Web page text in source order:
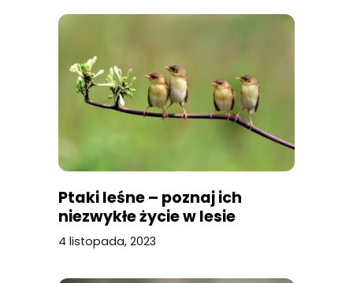
Ptaki leśne – poznaj ich
niezwykłe życie w lesie
4 listopada, 2023